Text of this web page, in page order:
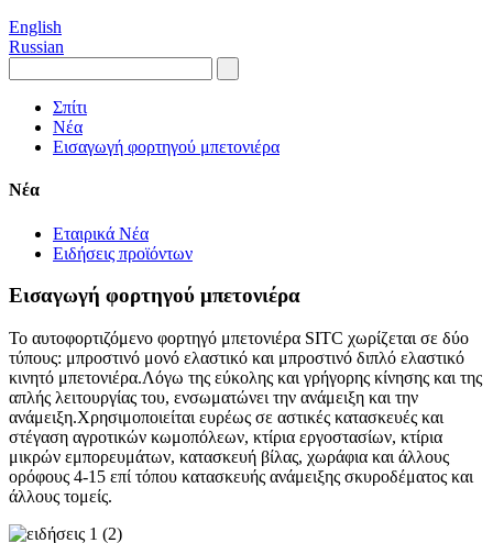
English
Russian
Σπίτι
Νέα
Εισαγωγή φορτηγού μπετονιέρα
Νέα
Εταιρικά Νέα
Ειδήσεις προϊόντων
Εισαγωγή φορτηγού μπετονιέρα
Το αυτοφορτιζόμενο φορτηγό μπετονιέρα SITC χωρίζεται σε δύο
τύπους: μπροστινό μονό ελαστικό και μπροστινό διπλό ελαστικό
κινητό μπετονιέρα.Λόγω της εύκολης και γρήγορης κίνησης και της
απλής λειτουργίας του, ενσωματώνει την ανάμειξη και την
ανάμειξη.Χρησιμοποιείται ευρέως σε αστικές κατασκευές και
στέγαση αγροτικών κωμοπόλεων, κτίρια εργοστασίων, κτίρια
μικρών εμπορευμάτων, κατασκευή βίλας, χωράφια και άλλους
ορόφους 4-15 επί τόπου κατασκευής ανάμειξης σκυροδέματος και
άλλους τομείς.